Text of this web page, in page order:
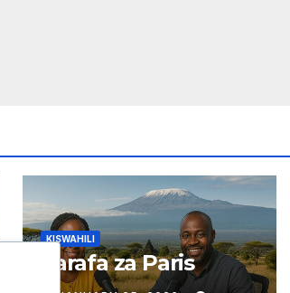
KISWAHILI
Tarafa za Paris